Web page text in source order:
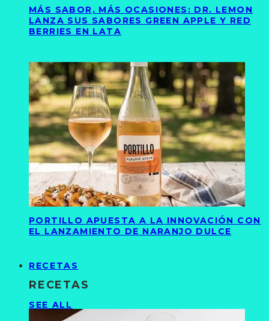
MÁS SABOR, MÁS OCASIONES: DR. LEMON
LANZA SUS SABORES GREEN APPLE Y RED
BERRIES EN LATA
PORTILLO APUESTA A LA INNOVACIÓN CON
EL LANZAMIENTO DE NARANJO DULCE
RECETAS
RECETAS
SEE ALL